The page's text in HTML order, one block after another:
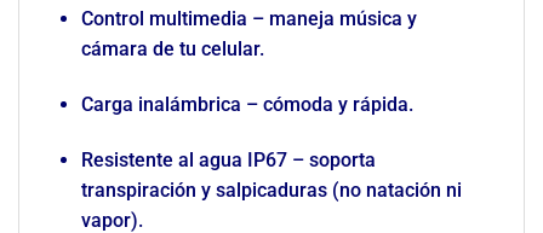
Control multimedia – maneja música y
cámara de tu celular.
Carga inalámbrica – cómoda y rápida.
Resistente al agua IP67 – soporta
transpiración y salpicaduras (no natación ni
vapor).